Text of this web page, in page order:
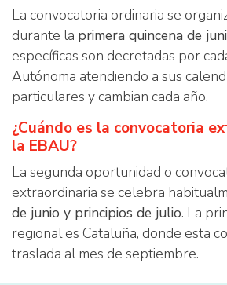
La convocatoria ordinaria se
durante la primera quincena de
específicas son decretadas por
Autónoma atendiendo a sus
particulares y cambian cada año.
¿Cuándo es la convocatoria
la EBAU?
La segunda oportunidad o
extraordinaria se celebra
de junio y principios de julio. La
regional es Cataluña, donde esta
traslada al mes de septiembre.